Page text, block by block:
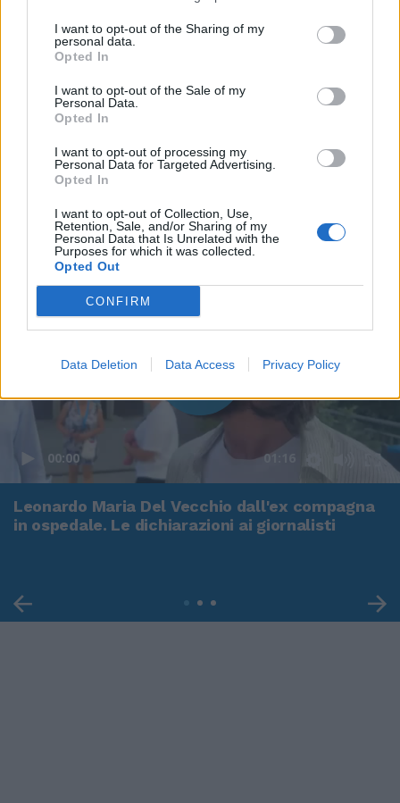
I want to opt-out of the Sharing of my
personal data.
Opted In
I want to opt-out of the Sale of my
Personal Data.
Opted In
I want to opt-out of processing my
Personal Data for Targeted Advertising.
Opted In
I want to opt-out of Collection, Use,
Retention, Sale, and/or Sharing of my
Personal Data that Is Unrelated with the
Purposes for which it was collected.
Opted Out
CONFIRM
Data Deletion Data Access Privacy Policy
00:00 01:16
Leonardo Maria Del Vecchio dall'ex compagna
in ospedale. Le dichiarazioni ai giornalisti